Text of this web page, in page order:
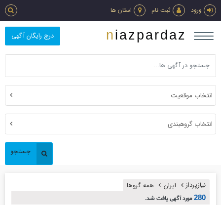
ورود ثبت نام استان ها
درج رایگان آگهی niazpardaz
انتخاب موقعیت
انتخاب گروهبندی
جستجو
نیازپرداز ایران همه گروها
280مورد آگهی یافت شد.